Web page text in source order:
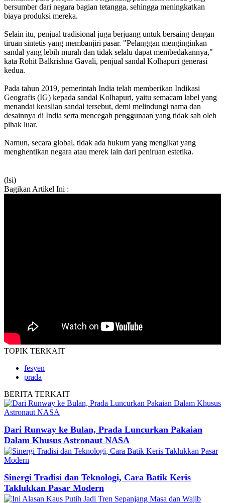
bersumber dari negara bagian tetangga, sehingga meningkatkan
biaya produksi mereka.
Selain itu, penjual tradisional juga berjuang untuk bersaing dengan
tiruan sintetis yang membanjiri pasar. "Pelanggan menginginkan
sandal yang lebih murah dan tidak selalu dapat membedakannya,"
kata Rohit Balkrishna Gavali, penjual sandal Kolhapuri generasi
kedua.
Pada tahun 2019, pemerintah India telah memberikan Indikasi
Geografis (IG) kepada sandal Kolhapuri, yaitu semacam label yang
menandai keaslian sandal tersebut, demi melindungi nama dan
desainnya di India serta mencegah penggunaan yang tidak sah oleh
pihak luar.
Namun, secara global, tidak ada hukum yang mengikat yang
menghentikan negara atau merek lain dari peniruan estetika.
(lsi)
Bagikan Artikel Ini :
TOPIK TERKAIT
fesyen
prada
BERITA TERKAIT
Dari Runway ke Bulan, Prada Luncurkan Pakaian
Dalam Khusus Astronaut NASA
Sinergi Tradisi dan Teknologi, Cara Batik Keris
Taklukkan Pasar Modern